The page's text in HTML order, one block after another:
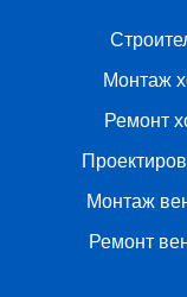
Монтаж
Ремонт
Монтаж
Ремонт